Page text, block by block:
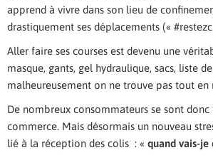
apprend à vivre dans son lieu de
drastiquement ses déplacements («
Aller faire ses courses est devenu une
masque, gants, gel hydraulique, sacs, liste
malheureusement on ne trouve pas tout en
De nombreux consommateurs se sont donc
commerce. Mais désormais un nouveau
lié à la réception des colis : « quand vais-je